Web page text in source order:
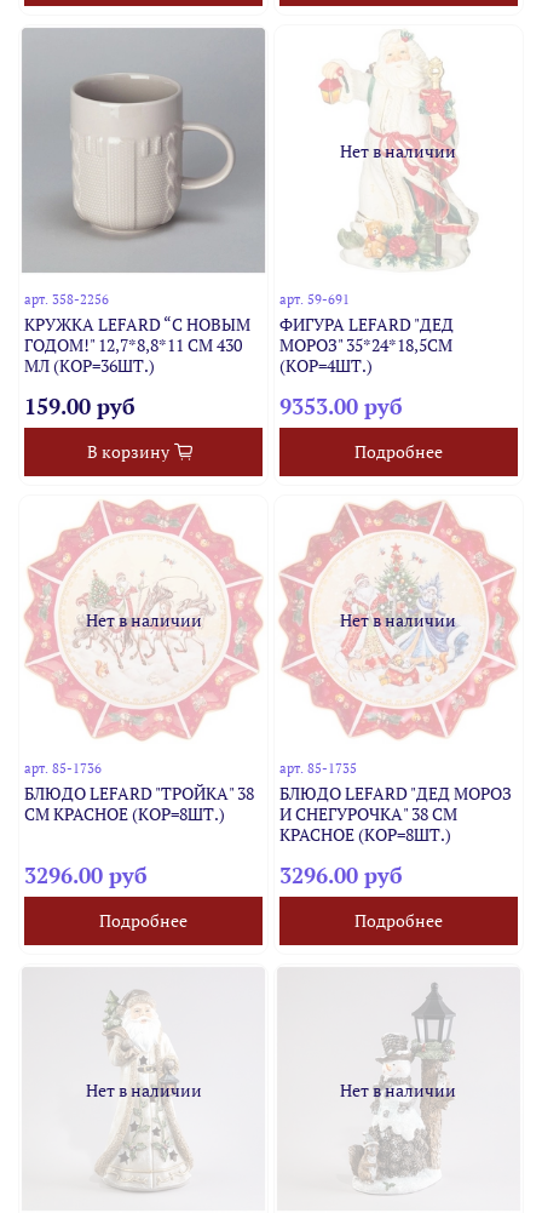
арт.358-2256
КРУЖКА LEFARD “С НОВЫМ
ГОДОМ!" 12,7*8,8*11 СМ 430
МЛ (КОР=36ШТ.)
159.00 руб
В корзину
Нет в наличии
арт. 59-691
ФИГУРА LEFARD "ДЕД
МОРОЗ" 35*24*18,5СМ
(КОР=4ШТ.)
9353.00 руб
Подробнее
Нет в наличии
арт.85-1736
БЛЮДО LEFARD "ТРОЙКА" 38
СМ КРАСНОЕ (КОР=8ШТ.)
3296.00 руб
Подробнее
Нет в наличии
арт. 85-1735
БЛЮДО LEFARD "ДЕД МОРОЗ
И СНЕГУРОЧКА" 38 СМ
КРАСНОЕ (КОР=8ШТ.)
3296.00 руб
Подробнее
Нет в наличии Нет в наличии